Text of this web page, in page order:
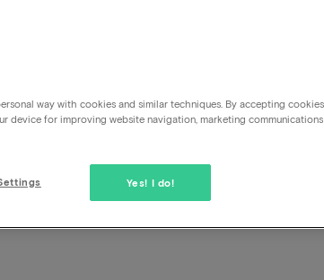
payer qu'à l'hôtel,
way with cookies and similar techniques. By accepting
device for improving website navigation, marketing communications
Yes! I do!